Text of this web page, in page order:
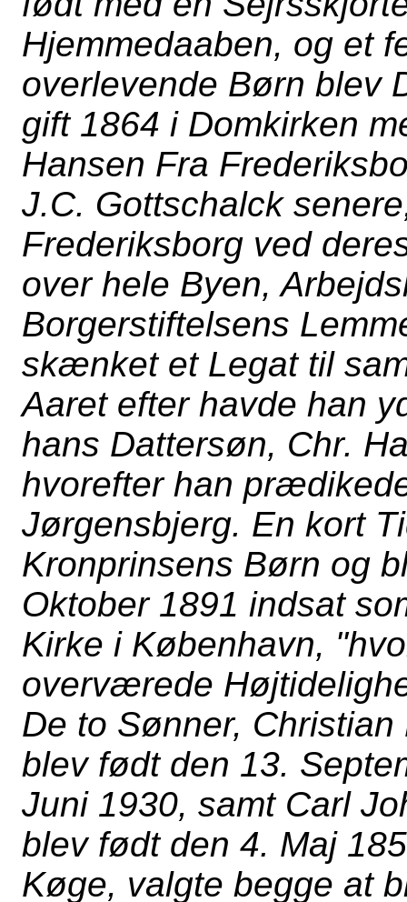
Hjemmedaaben, og et
overlevende Børn blev
gift 1864 i Domkirken
Hansen Fra
J.C. Gottschalck
Frederiksborg ved
over hele Byen,
Borgerstiftelsens
skænket et Legat til
Aaret efter havde han
hans Dattersøn, Chr.
hvorefter han
Jørgensbjerg. En kort
Kronprinsens Børn og
Oktober 1891 indsat
Kirke i København,
overværede
De to Sønner,
blev født den 13.
Juni 1930, samt Carl
blev født den 4. Maj
Køge, valgte begge at